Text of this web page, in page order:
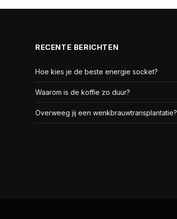
RECENTE BERICHTEN
Hoe kies je de beste energie socket?
Waarom is de koffie zo duur?
Overweeg jij een wenkbrauwtransplantatie?